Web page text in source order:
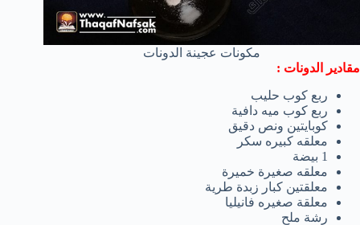
مكونات عجينة الدونات
مقادير الدونات :
ربع كوب حليب
ربع كوب ميه دافية
كوبايتين ونص دقيق
معلقه كبيره سكر
1 بيضة
معلقه صغيرة خميرة
معلقتين كبار زبدة طرية
معلقة صغيره فانيليا
رشة ملح